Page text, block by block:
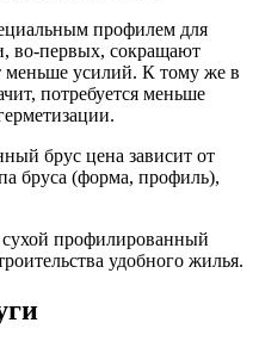
профилем для
во-первых, сокращают
меньше усилий. К тому же в
потребуется меньше
брус цена зависит от
бруса (форма, профиль),
сухой профилированный
удобного жилья.